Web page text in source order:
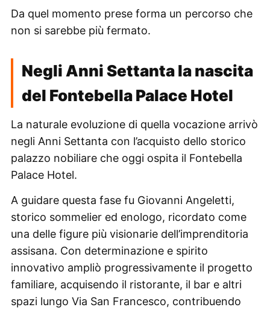
Da quel momento prese forma un percorso che
non si sarebbe più fermato.
Negli Anni Settanta la nascita
del Fontebella Palace Hotel
La naturale evoluzione di quella vocazione arrivò
negli Anni Settanta con l’acquisto dello storico
palazzo nobiliare che oggi ospita il Fontebella
Palace Hotel.
A guidare questa fase fu Giovanni Angeletti,
storico sommelier ed enologo, ricordato come
una delle figure più visionarie dell’imprenditoria
assisana. Con determinazione e spirito
innovativo ampliò progressivamente il progetto
familiare, acquisendo il ristorante, il bar e altri
spazi lungo Via San Francesco, contribuendo